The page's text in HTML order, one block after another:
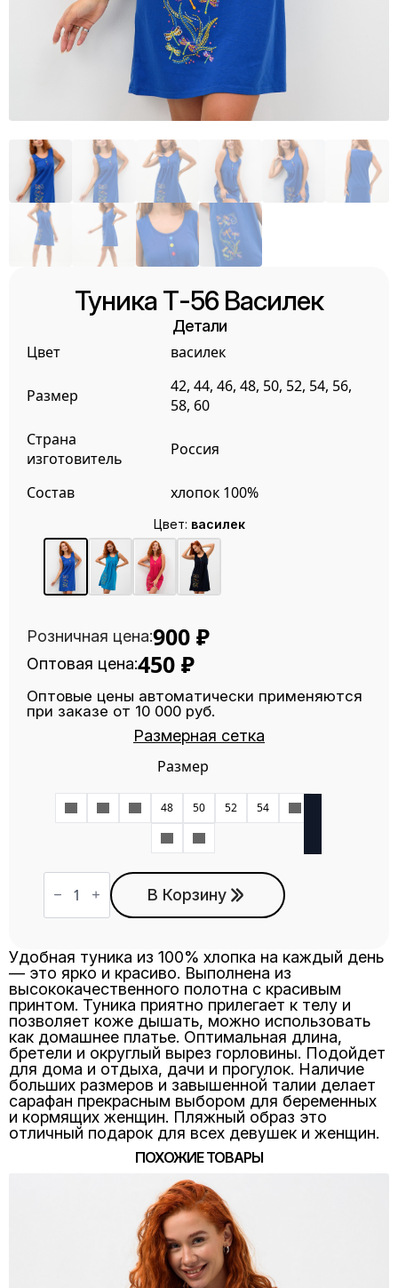
Туника Т-56 Василек
Детали
Цвет василек
Размер
42, 44, 46, 48, 50, 52, 54, 56,
58, 60
Страна
изготовитель
Россия
Состав хлопок 100%
Цвет: василек
Розничная цена:900 ₽
Оптовая цена:450 ₽
Оптовые цены автоматически применяются
при заказе от 10 000 руб.
Размерная сетка
Размер
42 44 46 48 50 52 54
56
58
60
Количество
товара
Туника
Т-56
В Корзину
Удобная туника из 100% хлопка на каждый день
— это ярко и красиво. Выполнена из
высококачественного полотна с красивым
принтом. Туника приятно прилегает к телу и
позволяет коже дышать, можно использовать
как домашнее платье. Оптимальная длина,
бретели и округлый вырез горловины. Подойдет
для дома и отдыха, дачи и прогулок. Наличие
больших размеров и завышенной талии делает
сарафан прекрасным выбором для беременных
и кормящих женщин. Пляжный образ это
отличный подарок для всех девушек и женщин.
ПОХОЖИЕ ТОВАРЫ